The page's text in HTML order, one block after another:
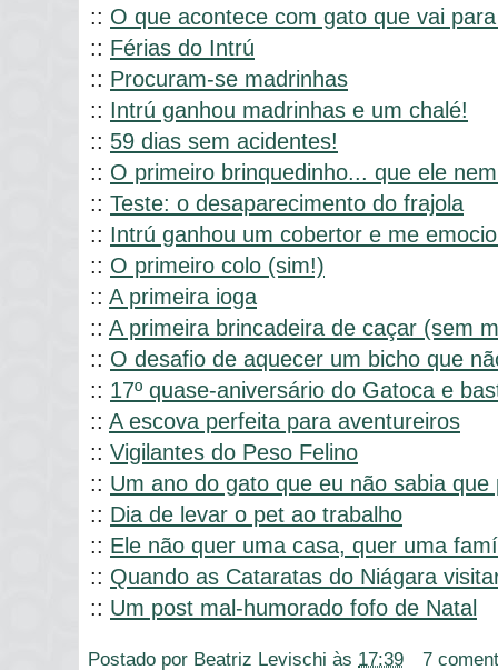
:: O que acontece com gato que vai
:: Férias do Intrú
:: Procuram-se madrinhas
:: Intrú ganhou madrinhas e um chalé!
:: 59 dias sem acidentes!
:: O primeiro brinquedinho... que ele
:: Teste: o desaparecimento do frajola
:: Intrú ganhou um cobertor e me
:: O primeiro colo (sim!)
:: A primeira ioga
:: A primeira brincadeira de caçar (sem
:: O desafio de aquecer um bicho que
:: 17º quase-aniversário do Gatoca e
:: A escova perfeita para aventureiros
:: Vigilantes do Peso Felino
:: Um ano do gato que eu não sabia que
:: Dia de levar o pet ao trabalho
:: Ele não quer uma casa, quer uma
:: Quando as Cataratas do Niágara
:: Um post mal-humorado fofo de Natal
Postado por Beatriz Levischi às 17:39 7